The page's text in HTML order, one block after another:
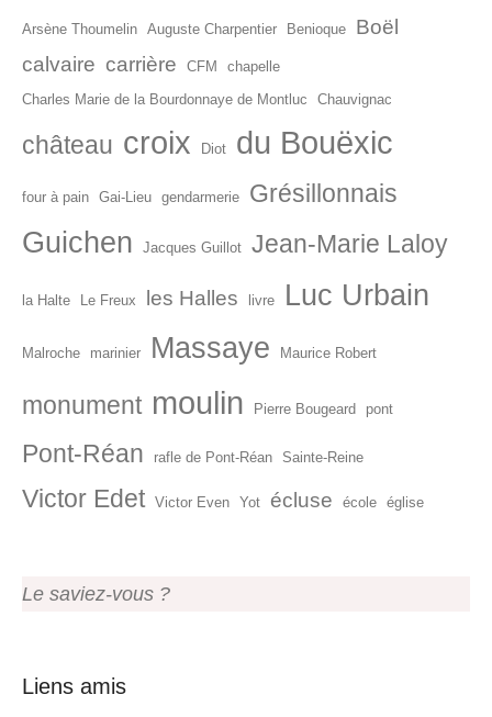
Arsène Thoumelin Auguste Charpentier Benioque
Boël
calvaire carrière CFM
chapelle
Charles Marie de la Bourdonnaye de Montluc
Chauvignac
château croix Diot du Bouëxic
four à pain Gai-Lieu gendarmerie Grésillonnais
Guichen Jacques Guillot Jean-Marie Laloy
la Halte Le Freux les Halles livre Luc Urbain
Malroche marinier Massaye Maurice Robert
monument moulin Pierre Bougeard pont
Pont-Réan rafle de Pont-Réan Sainte-Reine
Victor Edet Victor Even Yot écluse école église
Le saviez-vous ?
Liens amis